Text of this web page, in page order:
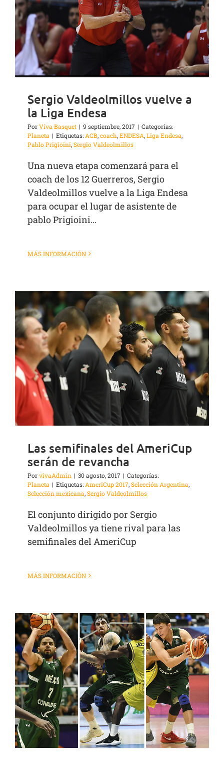
Sergio Valdeolmillos vuelve a
la Liga Endesa
PorViva Basquet | 9 septiembre, 2017 | Categorías:
Planeta | Etiquetas:ACB,coach,ENDESA,Liga Endesa,
Pablo Prigioini,Sergio Valdeolmillos
Una nueva etapa comenzará para el
coach de los 12 Guerreros, Sergio
Valdeolmillos vuelve a la Liga Endesa
para ocupar el lugar de asistente de
pablo Prigioini...
MÁS INFORMACIÓN
Las semifinales del AmeriCup
serán de revancha
PorvivaAdmin | 30 agosto, 2017 | Categorías:
Planeta | Etiquetas:AmeriCup 2017,Selección Argentina,
Selección mexicana,Sergio Valdeolmillos
El conjunto dirigido por Sergio
Valdeolmillos ya tiene rival para las
semifinales del AmeriCup
MÁS INFORMACIÓN